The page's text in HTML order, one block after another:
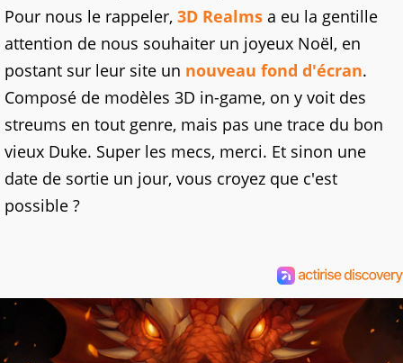
Pour nous le rappeler, 3D Realms a eu la gentille
attention de nous souhaiter un joyeux Noël, en
postant sur leur site un nouveau fond d'écran.
Composé de modèles 3D in-game, on y voit des
streums en tout genre, mais pas une trace du bon
vieux Duke. Super les mecs, merci. Et sinon une
date de sortie un jour, vous croyez que c'est
possible ?